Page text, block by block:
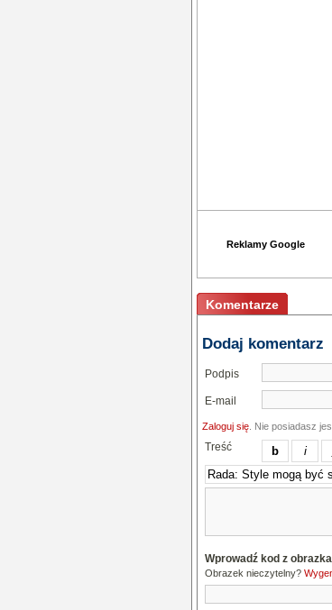
Reklamy Google
Komentarze
Dodaj komentarz
Podpis
E-mail
Zaloguj się . Nie posiadasz
Treść
Wprowadź kod z obrazka
Obrazek nieczytelny?